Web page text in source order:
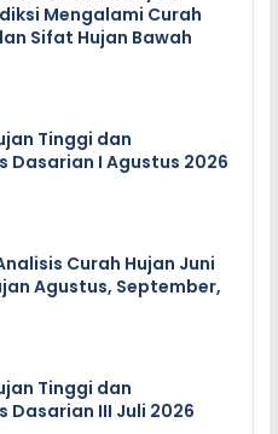
Mengalami Curah
Sifat Hujan Bawah
Tinggi dan
Dasarian I Agustus 2026
Curah Hujan Juni
Agustus, September,
Tinggi dan
Dasarian III Juli 2026